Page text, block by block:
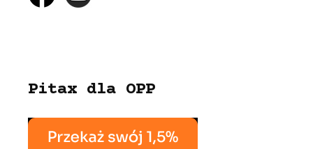
Pitax dla OPP